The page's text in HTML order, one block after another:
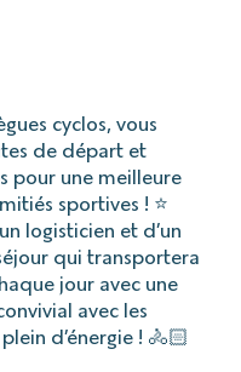
cyclos, vous
de départ et
pour une meilleure
sportives ! ⭐
logisticien et d’un
qui transportera
jour avec une
avec les
d’énergie ! 🚴🏻